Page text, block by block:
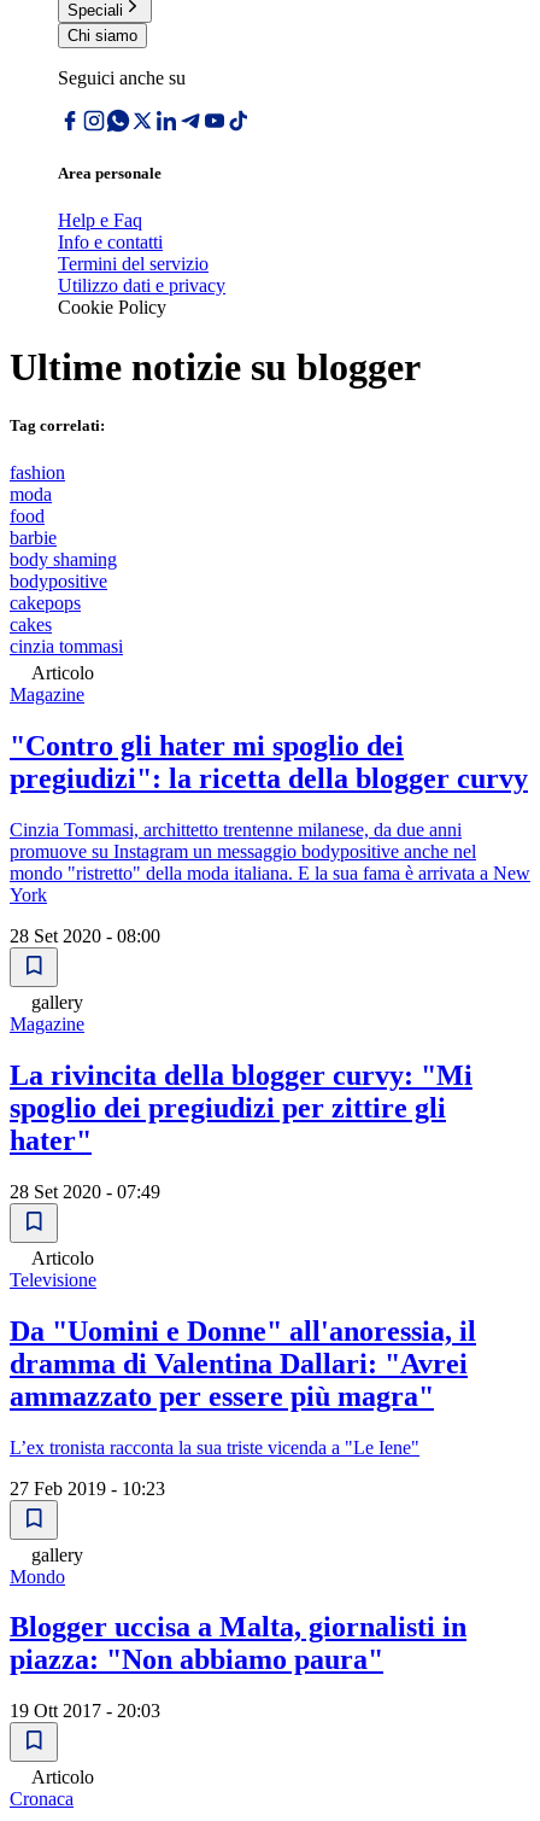
Speciali
Chi siamo
Seguici anche su
Area personale
Help e Faq
Info e contatti
Termini del servizio
Utilizzo dati e privacy
Cookie Policy
Ultime notizie su blogger
Tag correlati:
fashion
moda
food
barbie
body shaming
bodypositive
cakepops
cakes
cinzia tommasi
Articolo
Magazine
"Contro gli hater mi spoglio dei
pregiudizi": la ricetta della blogger curvy
Cinzia Tommasi, archittetto trentenne milanese, da due anni
promuove su Instagram un messaggio bodypositive anche nel
mondo "ristretto" della moda italiana. E la sua fama è arrivata a New
York
28 Set 2020 - 08:00
gallery
Magazine
La rivincita della blogger curvy: "Mi
spoglio dei pregiudizi per zittire gli
hater"
28 Set 2020 - 07:49
Articolo
Televisione
Da "Uomini e Donne" all'anoressia, il
dramma di Valentina Dallari: "Avrei
ammazzato per essere più magra"
L’ex tronista racconta la sua triste vicenda a "Le Iene"
27 Feb 2019 - 10:23
gallery
Mondo
Blogger uccisa a Malta, giornalisti in
piazza: "Non abbiamo paura"
19 Ott 2017 - 20:03
Articolo
Cronaca